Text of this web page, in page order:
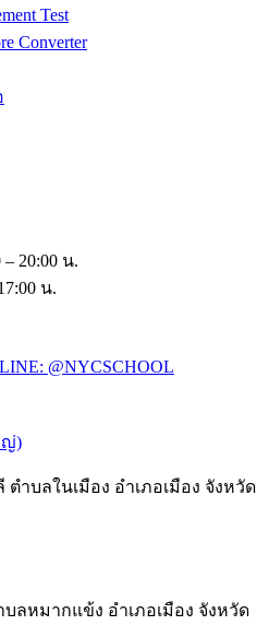
Test
Converter
– 20:00 น.
น.
LINE: @NYCSCHOOL
ญ่)
ำบลในเมือง อำเภอเมือง จังหวัด
ลหมากแข้ง อำเภอเมือง จังหวัด